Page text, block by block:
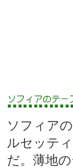
ソフィア
ルセッテ
だ。薄地